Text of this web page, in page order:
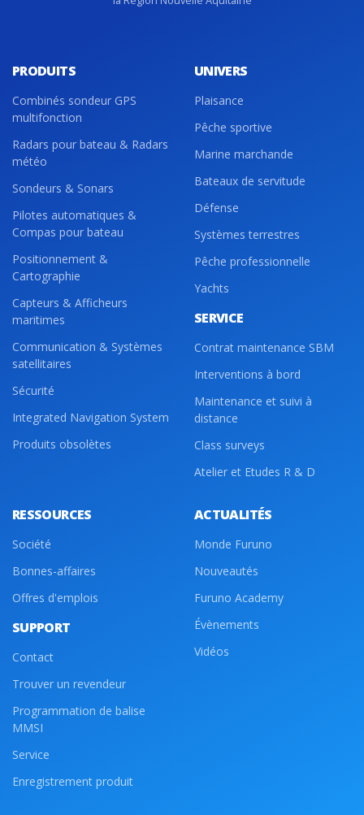
PRODUITS
Combinés sondeur GPS
multifonction
Radars pour bateau & Radars
météo
Sondeurs & Sonars
Pilotes automatiques &
Compas pour bateau
Positionnement &
Cartographie
Capteurs & Afficheurs
maritimes
Communication & Systèmes
satellitaires
Sécurité
Integrated Navigation System
Produits obsolètes
UNIVERS
Plaisance
Pêche sportive
Marine marchande
Bateaux de servitude
Défense
Systèmes terrestres
Pêche professionnelle
Yachts
SERVICE
Contrat maintenance SBM
Interventions à bord
Maintenance et suivi à
distance
Class surveys
Atelier et Etudes R & D
RESSOURCES
Société
Bonnes-affaires
Offres d'emplois
SUPPORT
Contact
Trouver un revendeur
Programmation de balise
MMSI
Service
Enregistrement produit
ACTUALITÉS
Monde Furuno
Nouveautés
Furuno Academy
Évènements
Vidéos